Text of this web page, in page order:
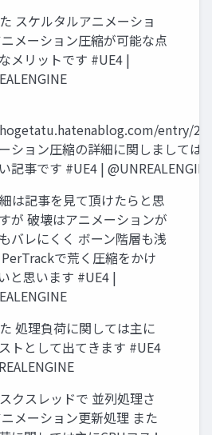
スケルタルアニメーショ
メーション圧縮が可能な点
メリットです #UE4 |
entry/
ション圧縮の詳細に関しましては
記事です #UE4 |
は記事を見て頂けたらと思
が 破壊はアニメーションが
バレにくく ボーン階層も浅
で荒く圧縮をかけ
と思います #UE4 |
処理負荷に関しては主に
トとして出てきます #UE4
クスレッドで 並列処理さ
メーション更新処理 また